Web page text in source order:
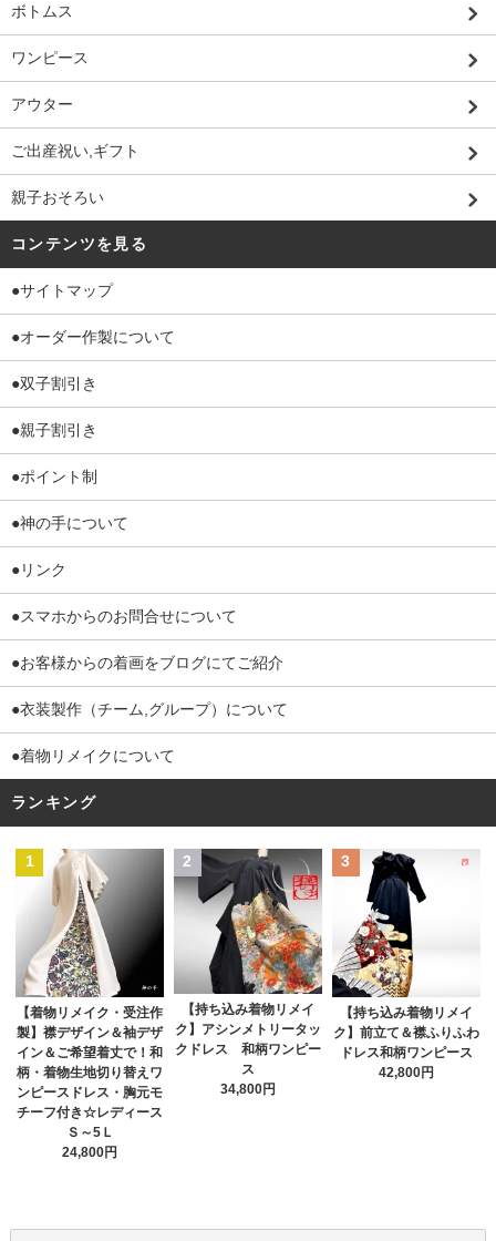
ボトムス
ワンピース
アウター
ご出産祝い,ギフト
親子おそろい
コンテンツを見る
●サイトマップ
●オーダー作製について
●双子割引き
●親子割引き
●ポイント制
●神の手について
●リンク
●スマホからのお問合せについて
●お客様からの着画をブログにてご紹介
●衣装製作（チーム,グループ）について
●着物リメイクについて
ランキング
1
【着物リメイク・受注作
製】襟デザイン＆袖デザ
イン＆ご希望着丈で！和
柄・着物生地切り替えワ
ンピースドレス・胸元モ
チーフ付き☆レディース
Ｓ～5Ｌ
24,800円
2
【持ち込み着物リメイ
ク】アシンメトリータッ
クドレス 和柄ワンピー
ス
34,800円
3
【持ち込み着物リメイ
ク】前立て＆襟ふりふわ
ドレス和柄ワンピース
42,800円